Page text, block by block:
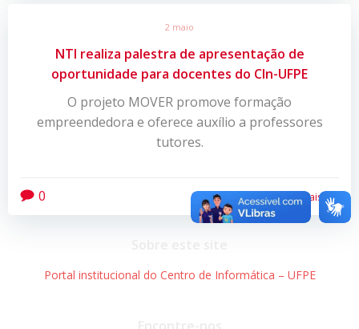
2 maio
NTI realiza palestra de apresentação de
oportunidade para docentes do CIn-UFPE
O projeto MOVER promove formação
empreendedora e oferece auxílio a professores
tutores.
0 Leia mais
Portal institucional do Centro de Informática – UFPE